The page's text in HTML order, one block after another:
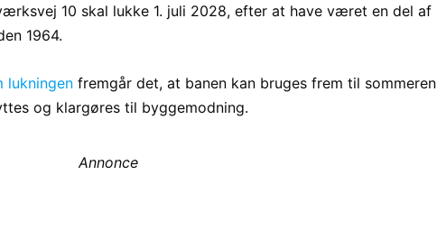
10 skal lukke 1. juli 2028, efter at have været en del af
1964.
lukningen fremgår det, at banen kan bruges frem til sommeren
og klargøres til byggemodning.
Annonce